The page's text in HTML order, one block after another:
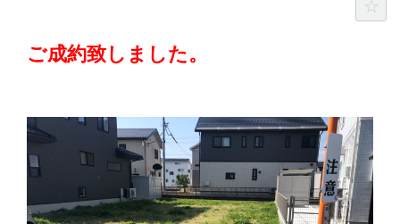
ご成約致しました。